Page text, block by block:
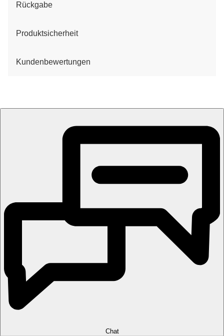
Rückgabe
Produktsicherheit
Kundenbewertungen
Chat